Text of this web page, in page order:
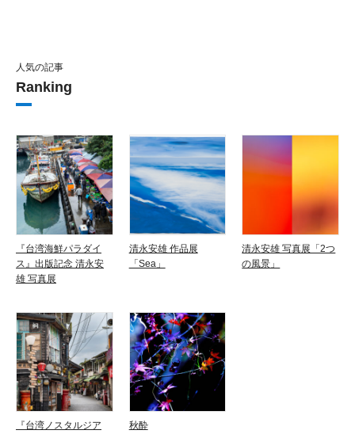
人気の記事
Ranking
『台湾海鮮パラダイ
ス』出版記念 清永安
雄 写真展
清永安雄 作品展
「Sea」
清永安雄 写真展「2つ
の風景」
『台湾ノスタルジア
秋酔